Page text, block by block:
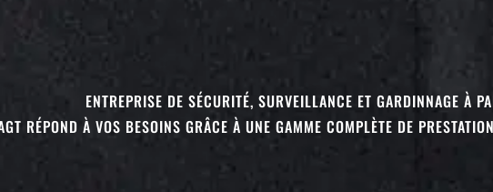
ENTREPRISE DE SÉCURITÉ, SURVEILLANCE ET GARDINNAGE À
RÉPOND À VOS BESOINS GRÂCE À UNE GAMME COMPLÈTE DE